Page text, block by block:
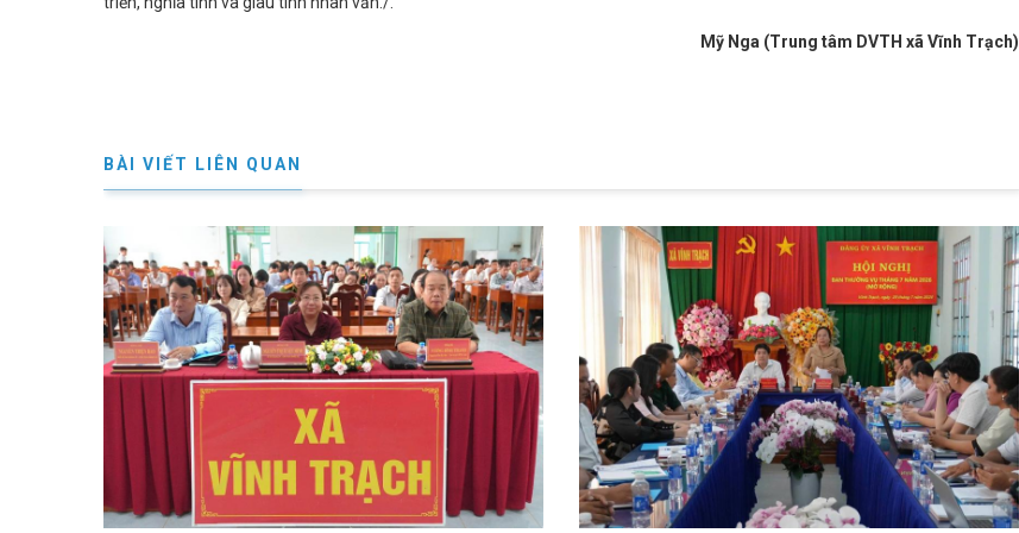
Mỹ Nga (Trung tâm DVTH xã Vĩnh Trạch)
BÀI VIẾT LIÊN QUAN